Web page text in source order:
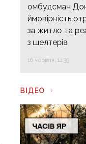
омбудсман
ймовірність
за житло та
з шелтерів
16 червня, 11:39
ВІДЕО